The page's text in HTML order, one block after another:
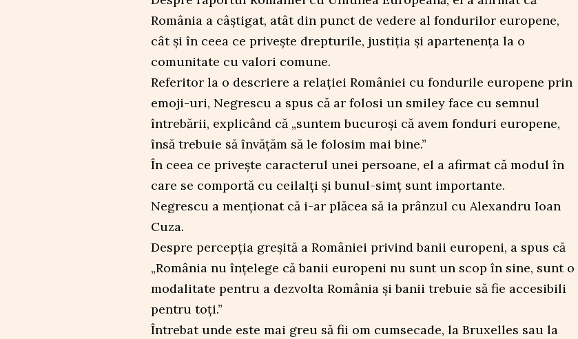
România a câștigat, atât din punct de vedere al fondurilor europene,
cât și în ceea ce privește drepturile, justiția și apartenența la o
comunitate cu valori comune.
Referitor la o descriere a relației României cu fondurile europene prin
emoji-uri, Negrescu a spus că ar folosi un smiley face cu semnul
întrebării, explicând că „suntem bucuroși că avem fonduri europene,
însă trebuie să învățăm să le folosim mai bine.”
În ceea ce privește caracterul unei persoane, el a afirmat că modul în
care se comportă cu ceilalți și bunul-simț sunt importante.
Negrescu a menționat că i-ar plăcea să ia prânzul cu Alexandru Ioan
Cuza.
Despre percepția greșită a României privind banii europeni, a spus că
„România nu înțelege că banii europeni nu sunt un scop în sine, sunt o
modalitate pentru a dezvolta România și banii trebuie să fie accesibili
pentru toți.”
Întrebat unde este mai greu să fii om cumsecade, la Bruxelles sau la